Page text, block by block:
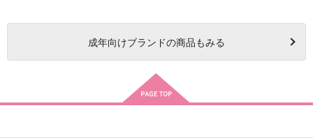
成年向けブランドの商品もみる